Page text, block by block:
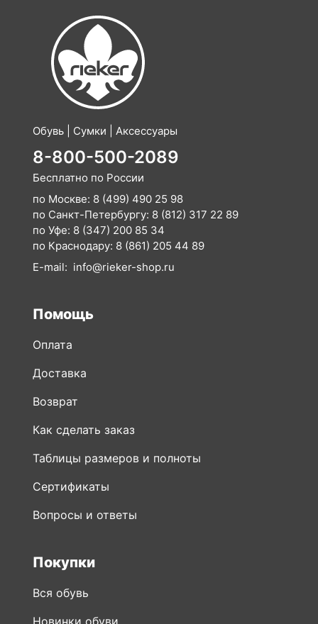
Обувь | Сумки | Аксессуары
8-800-500-2089
Бесплатно по России
по Москве: 8 (499) 490 25 98
по Санкт-Петербургу: 8 (812) 317 22 89
по Уфе: 8 (347) 200 85 34
по Краснодару: 8 (861) 205 44 89
E-mail: info@rieker-shop.ru
Помощь
Оплата
Доставка
Возврат
Как сделать заказ
Таблицы размеров и полноты
Сертификаты
Вопросы и ответы
Покупки
Вся обувь
Новинки обуви